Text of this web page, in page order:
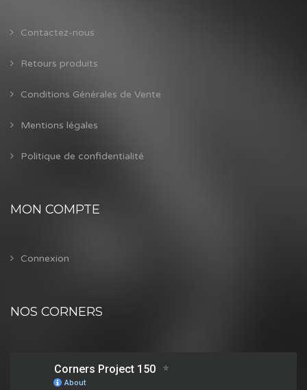
Contactez-nous
Retours produits
Conditions Générales de Vente
Mentions légales
Politique de confidentialité
MON COMPTE
Connexion
NOS CORNERS